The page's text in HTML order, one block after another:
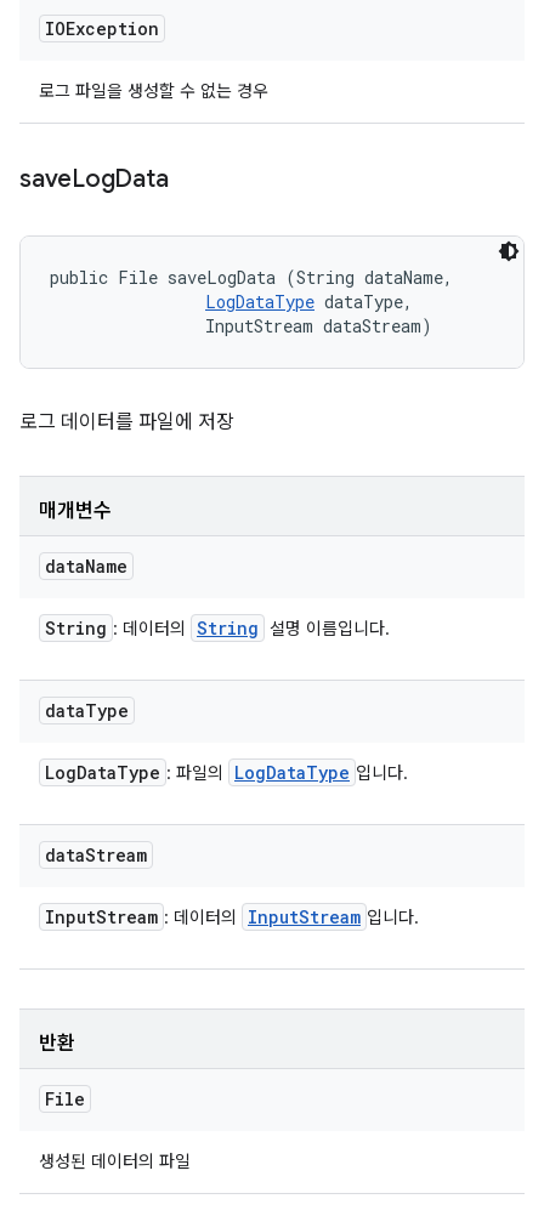
IOException
로그 파일을 생성할 수 없는 경우
saveLogData
public File saveLogData (String dataName,
LogDataType dataType,
                InputStream dataStream)
로그 데이터를 파일에 저장
매개변수
dataName
String : 데이터의 String 설명 이름입니다.
dataType
LogDataType : 파일의 LogDataType 입니다.
dataStream
InputStream : 데이터의 InputStream 입니다.
반환
File
생성된 데이터의 파일